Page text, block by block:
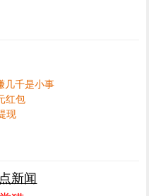
几千是小事
红包
现
新闻